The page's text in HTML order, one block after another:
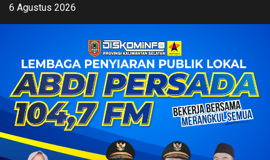
Skip6 Agustus 2026